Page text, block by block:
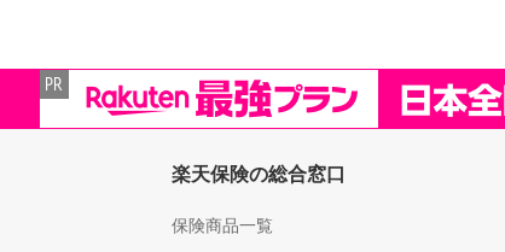
楽天保険の総合窓口
保険商品一覧